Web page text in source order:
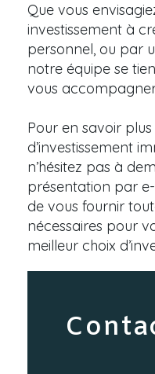
Que vous
investissement à
personnel, ou par
notre équipe se
vous
Pour en savoir
d’investissement
n’hésitez pas à
présentation par
de vous fournir
nécessaires pour
meilleur choix